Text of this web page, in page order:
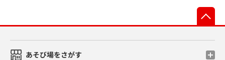
あそび場をさがす